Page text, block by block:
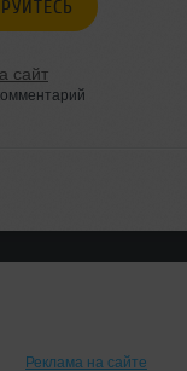
сайт
Реклама на сайте